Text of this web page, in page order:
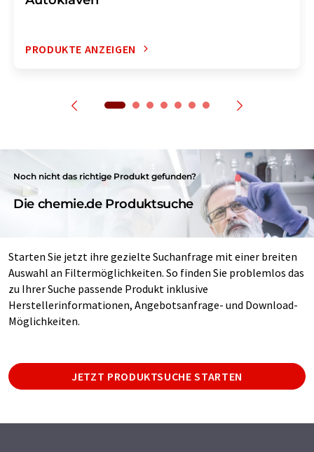
PRODUKTE ANZEIGEN
Noch nicht das richtige Produkt gefunden?
Die chemie.de Produktsuche
Starten Sie jetzt ihre gezielte Suchanfrage mit einer breiten
Auswahl an Filtermöglichkeiten. So finden Sie problemlos das
zu Ihrer Suche passende Produkt inklusive
Herstellerinformationen, Angebotsanfrage- und Download-
Möglichkeiten.
JETZT PRODUKTSUCHE STARTEN